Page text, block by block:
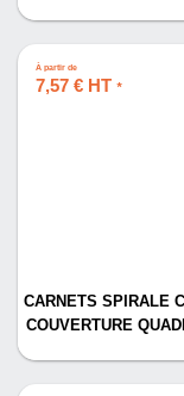
À partir de
7,57 € HT *
CARNETS SPIRALE
COUVERTURE